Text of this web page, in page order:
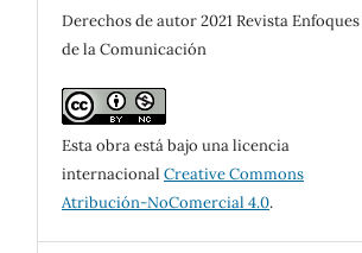
Derechos de autor 2021 Revista Enfoques
de la Comunicación
Esta obra está bajo una licencia
internacionalCreative Commons
Atribución-NoComercial 4.0.